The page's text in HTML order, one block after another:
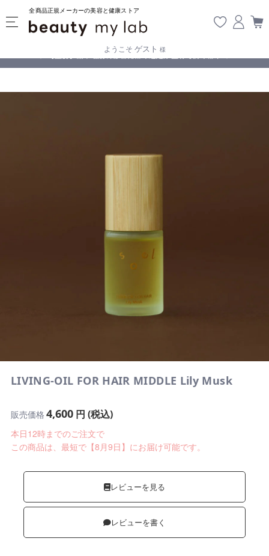
全商品正規メーカーの美容と健康ストア
ようこそ ゲスト 様
【重要】熊本地震の影響により遅延が生じております
LIVING-OIL FOR HAIR MIDDLE Lily Musk
販売価格 4,600円 (税込)
本日12時までのご注文で
この商品は、最短で【8月9日】にお届け可能です。
レビューを見る
レビューを書く